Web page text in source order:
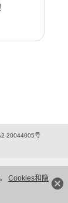
Cookies和隐
20044005号